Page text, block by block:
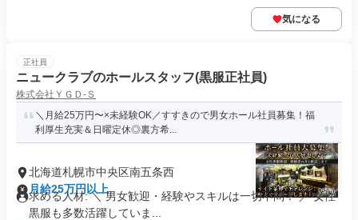
気になる
正社員
ニュークラブのホールスタッフ(黒服正社員)
株式会社ＹＧＤ‐Ｓ
＼月給25万円〜×未経験OK／すすきので男女ホール社員募集！福
利厚生充実＆日曜定休◎裏方希...
北海道札幌市中央区南五条西
月給25万円以上
求める人材: ＼ 男女歓迎・経験やスキルは一切不問！ ／ 女性
黒服も多数活躍していま...